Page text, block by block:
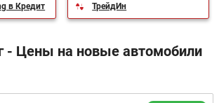
в Кредит ТрейдИн
- Цены на новые автомобили